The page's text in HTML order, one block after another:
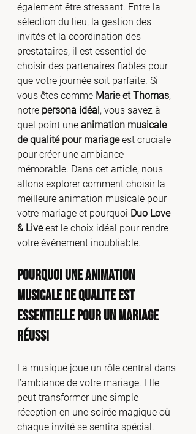
également être stressant. Entre la
sélection du lieu, la gestion des
invités et la coordination des
prestataires, il est essentiel de
choisir des partenaires fiables pour
que votre journée soit parfaite. Si
vous êtes comme Marie et Thomas,
notre persona idéal, vous savez à
quel point une animation musicale
de qualité pour mariage est cruciale
pour créer une ambiance
mémorable. Dans cet article, nous
allons explorer comment choisir la
meilleure animation musicale pour
votre mariage et pourquoi Duo Love
& Live est le choix idéal pour rendre
votre événement inoubliable.
Pourquoi UNE Animation
Musicale DE QUALITE est
Essentielle pour un Mariage
Réussi
La musique joue un rôle central dans
l’ambiance de votre mariage. Elle
peut transformer une simple
réception en une soirée magique où
chaque invité se sentira spécial.